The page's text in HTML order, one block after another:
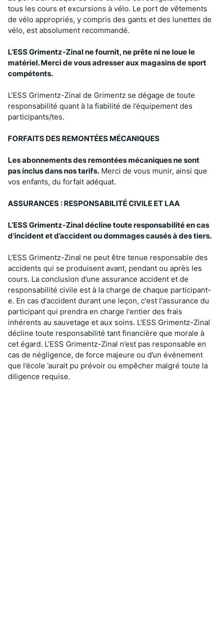
tous les cours et excursions à vélo. Le port de vêtements
de vélo appropriés, y compris des gants et des lunettes de
vélo, est absolument recommandé.
L’ESS Grimentz-Zinal ne fournit, ne prête ni ne loue le
matériel. Merci de vous adresser aux magasins de sport
compétents.
L’ESS Grimentz-Zinal de Grimentz se dégage de toute
responsabilité quant à la fiabilité de l’équipement des
participants/tes.
FORFAITS DES REMONTÉES MÉCANIQUES
Les abonnements des remontées mécaniques ne sont
pas inclus dans nos tarifs. Merci de vous munir, ainsi que
vos enfants, du forfait adéquat.
ASSURANCES : RESPONSABILITÉ CIVILE ET LAA
L’ESS Grimentz-Zinal décline toute responsabilité en cas
d’incident et d’accident ou dommages causés à des tiers.
L’ESS Grimentz-Zinal ne peut être tenue responsable des
accidents qui se produisent avant, pendant ou après les
cours. La conclusion d’une assurance accident et de
responsabilité civile est à la charge de chaque participant-
e. En cas d'accident durant une leçon, c'est l'assurance du
participant qui prendra en charge l'entier des frais
inhérents au sauvetage et aux soins. L'ESS Grimentz-Zinal
décline toute responsabilité tant financière que morale à
cet égard. L’ESS Grimentz-Zinal n’est pas responsable en
cas de négligence, de force majeure ou d’un événement
que l’école ’aurait pu prévoir ou empêcher malgré toute la
diligence requise.